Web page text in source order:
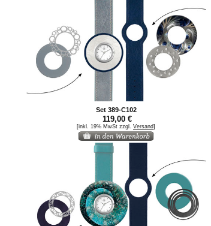
Set 389-C102
119,00 €
[inkl. 19% MwSt zzgl. Versand]